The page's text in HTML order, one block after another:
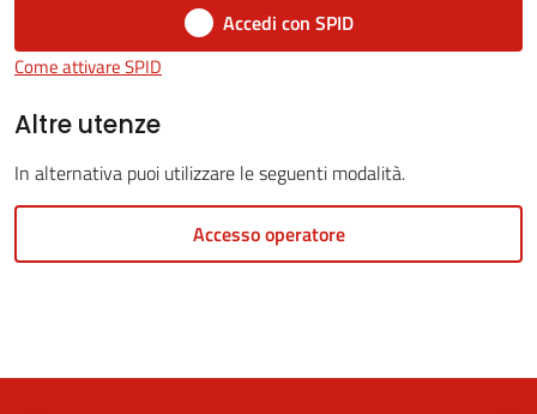
Servizi
line
Tutti
argomenti
Accedi con SPID
Come attivare SPID
Altre utenze
In alternativa puoi utilizzare le seguenti modalità.
Accesso operatore